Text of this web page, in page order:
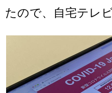
たので、自宅テレ